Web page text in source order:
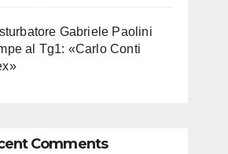
Gabriele Paolini
al Tg1: «Carlo Conti
Comments